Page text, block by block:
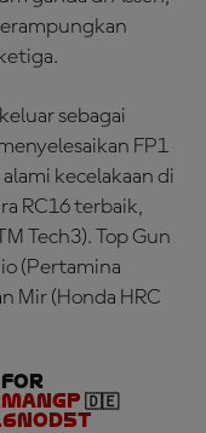
sebagai
FP1
kecelakaan di
RC16 terbaik,
Tech3). Top Gun
(Pertamina
Mir (Honda HRC
for
🇩🇪